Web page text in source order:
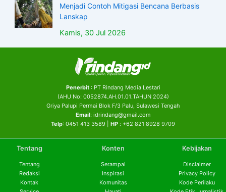
Menjadi Contoh Mitigasi Bencana Berbasis
Lanskap
Kamis, 30 Jul 2026
Penerbit: PT Rindang Media Lestari
(AHU No: 0052874.AH.01.01.TAHUN 2024)
Griya Palupi Permai Blok F/3 Palu, Sulawesi Tengah
Email: idrindang@gmail.com
Telp: 0451 413 3589 | HP : +62 821 8928 9709
Tentang
Tentang
Redaksi
Kontak
Konten
Serampai
Inspirasi
Komunitas
Kebijakan
Disclaimer
Privacy Policy
Kode Perilaku